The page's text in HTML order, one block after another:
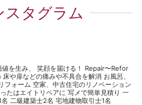
スタグラム
値を生み、 笑顔を届ける！
Repair〜Refor
床や扉などの痛みや不具合を解消 お風呂、
フォーム 空家、中古住宅のリノベーション
たはエイトリペアに 写メで簡単見積り 一
二級建築士2名 宅地建物取引士1名